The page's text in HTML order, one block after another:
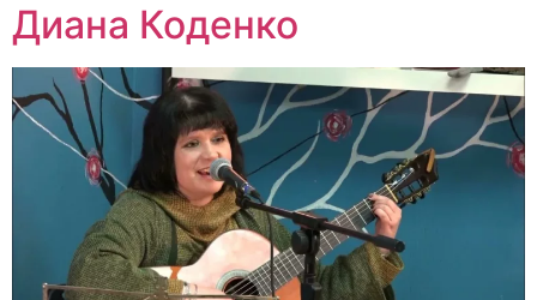
Диана Коденко